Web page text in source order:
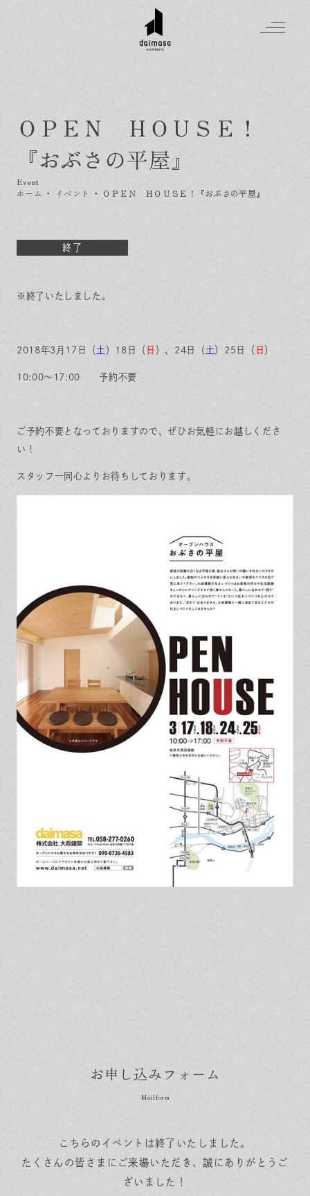
ＯＰＥＮ ＨＯＵＳＥ！
『おぶさの平屋』
ホーム ・ イベント ・ ＯＰＥＮ ＨＯＵＳＥ！『おぶさの平屋』
終了
※終了いたしました。
2018年3月17日（ 土 ）18日（ 日 ）、24日（ 土）25日（ 日 ）
10:00〜17:00 予約不要
ご予約不要となっておりますので、ぜひお気軽にお越しくださ
い！
スタッフ一同心よりお待ちしております。
お申し込みフォーム
こちらのイベントは終了いたしました。
たくさんの皆さまにご来場いただき、誠にありがとうご
ざいました！
Greeting
はじめましての方へ
Made in DAIMASA
私たちの想い
素材のこだわり
For customer
スタイル集
気軽に相談会
お知らせ
Company
スタッフ紹介
資料請求
In
ag
ra
m
bo
ok
E